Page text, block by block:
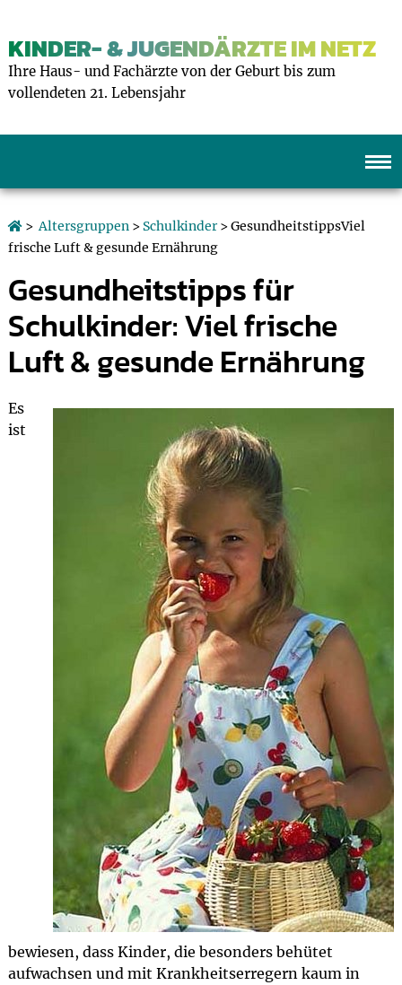
KINDER- & JUGENDÄRZTE IM NETZ
Ihre Haus- und Fachärzte von der Geburt bis zum
vollendeten 21. Lebensjahr
>Altersgruppen> Schulkinder> GesundheitstippsViel
frische Luft & gesunde Ernährung
Gesundheitstipps für
Schulkinder: Viel frische
Luft & gesunde Ernährung
Es
ist
bewiesen, dass Kinder, die besonders behütet
aufwachsen und mit Krankheitserregern kaum in